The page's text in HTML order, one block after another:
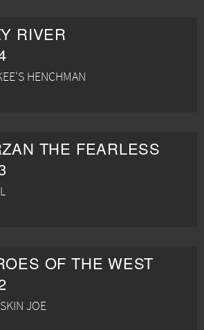
RIVER
HENCHMAN
THE FEARLESS
OF THE WEST
JOE